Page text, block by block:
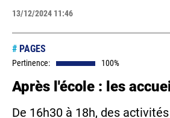
13/12/2024 11:46
# PAGES
Pertinence: 100%
Après l'école : les
De 16h30 à 18h, des